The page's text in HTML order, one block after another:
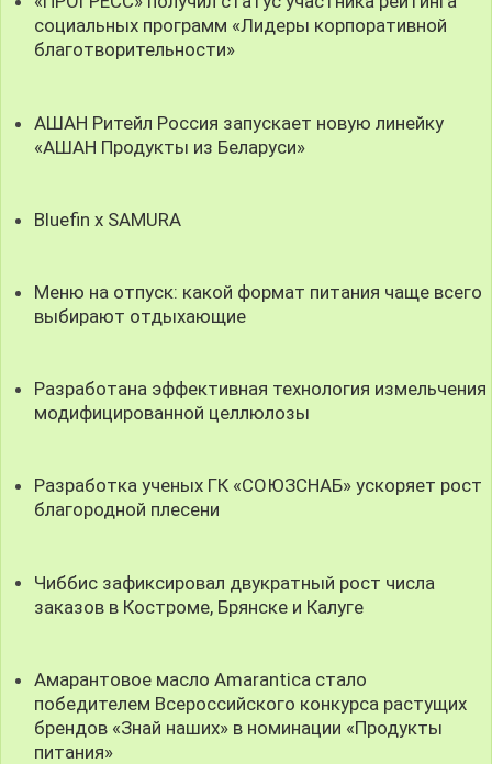
социальных программ «Лидеры корпоративной
благотворительности»
АШАН Ритейл Россия запускает новую линейку
«АШАН Продукты из Беларуси»
Bluefin x SAMURA
Меню на отпуск: какой формат питания чаще всего
выбирают отдыхающие
Разработана эффективная технология измельчения
модифицированной целлюлозы
Разработка ученых ГК «СОЮЗСНАБ» ускоряет рост
благородной плесени
Чиббис зафиксировал двукратный рост числа
заказов в Костроме, Брянске и Калуге
Амарантовое масло Amarantica стало
победителем Всероссийского конкурса растущих
брендов «Знай наших» в номинации «Продукты
питания»